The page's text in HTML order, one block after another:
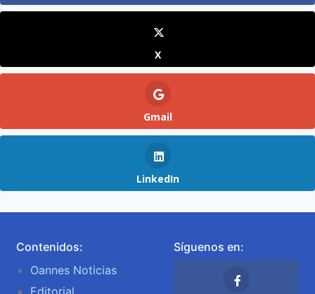
X
Gmail
LinkedIn
Contenidos:
Oannes Noticias
Editorial
Síguenos en: